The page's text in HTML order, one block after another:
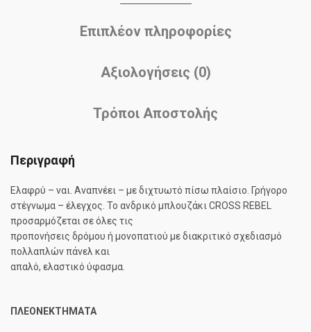
Επιπλέον πληροφορίες
Αξιολογήσεις (0)
Τρόποι Αποστολής
Περιγραφή
Ελαφρύ – ναι. Αναπνέει – με διχτυωτό πίσω πλαίσιο. Γρήγορο
στέγνωμα – έλεγχος. Το ανδρικό μπλουζάκι CROSS REBEL
προσαρμόζεται σε όλες τις
προπονήσεις δρόμου ή μονοπατιού με διακριτικό σχεδιασμό
πολλαπλών πάνελ και
απαλό, ελαστικό ύφασμα.
ΠΛΕΟΝΕΚΤΗΜΑΤΑ